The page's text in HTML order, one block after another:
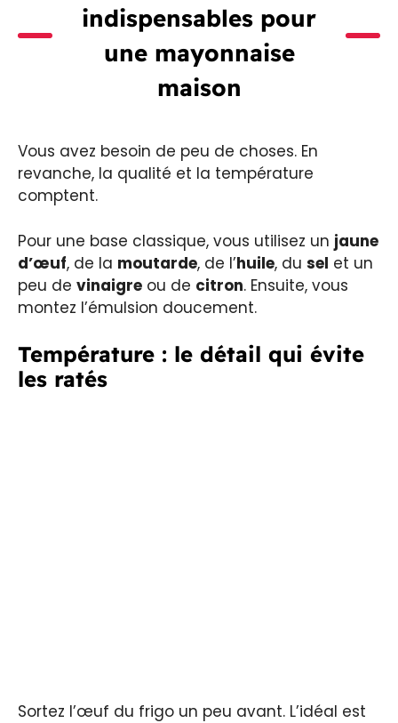
indispensables pour
une mayonnaise
maison
Vous avez besoin de peu de choses. En
revanche, la qualité et la température
comptent.
Pour une base classique, vous utilisez un jaune
d’œuf, de la moutarde, de l’huile, du sel et un
peu de vinaigre ou de citron. Ensuite, vous
montez l’émulsion doucement.
Température : le détail qui évite
les ratés
Sortez l’œuf du frigo un peu avant. L’idéal est